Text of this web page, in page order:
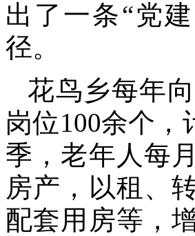
出了一条“党
径。
花鸟乡每年
岗位100余个
季，老年人每
房产，以租、
配套用房等，